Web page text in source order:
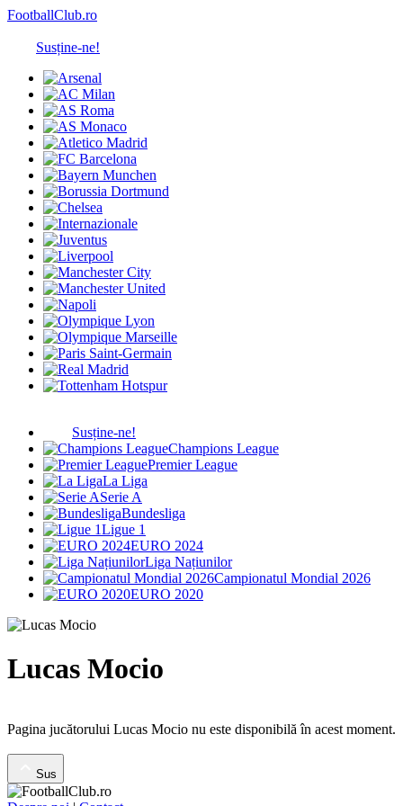
FootballClub.ro
Susține-ne!
Susține-ne!
Champions League
Premier League
La Liga
Serie A
Bundesliga
Ligue 1
EURO 2024
Liga Națiunilor
Campionatul Mondial 2026
EURO 2020
Lucas Mocio
Pagina jucătorului Lucas Mocio nu este disponibilă în acest moment.
Sus